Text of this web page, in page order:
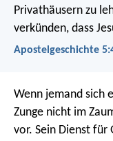
Privathäusern zu
verkünden, dass
Apostelgeschichte
Wenn jemand sich
Zunge nicht im
vor. Sein Dienst für